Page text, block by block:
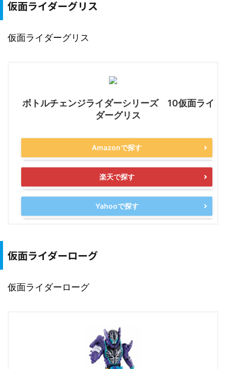
仮面ライダーグリス
仮面ライダーグリス
ボトルチェンジライダーシリーズ 10仮面ライ
ダーグリス
Amazonで探す
楽天で探す
Yahooで探す
仮面ライダーローグ
仮面ライダーローグ